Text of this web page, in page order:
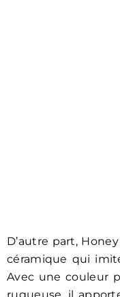
D’autre part,
céramique qui
Avec une couleur
rugueuse, il